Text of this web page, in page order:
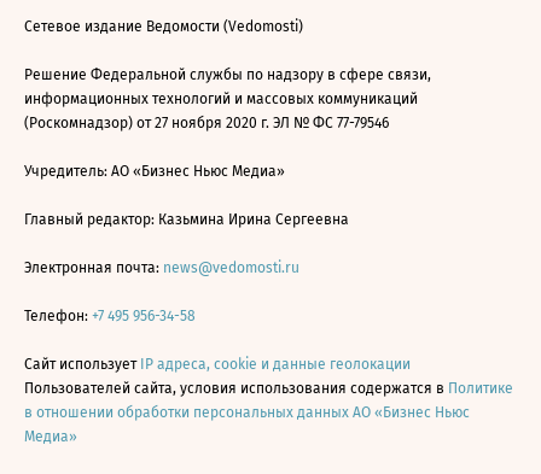
Сетевое издание Ведомости (Vedomosti)
Решение Федеральной службы по надзору в сфере связи,
информационных технологий и массовых коммуникаций
(Роскомнадзор) от 27 ноября 2020 г. ЭЛ № ФС 77-79546
Учредитель: АО «Бизнес Ньюс Медиа»
Главный редактор: Казьмина Ирина Сергеевна
Электронная почта: news@vedomosti.ru
Телефон: +7 495 956-34-58
Сайт использует IP адреса, cookie и данные геолокации
Пользователей сайта, условия использования содержатся в Политике
в отношении обработки персональных данных АО «Бизнес Ньюс
Медиа»